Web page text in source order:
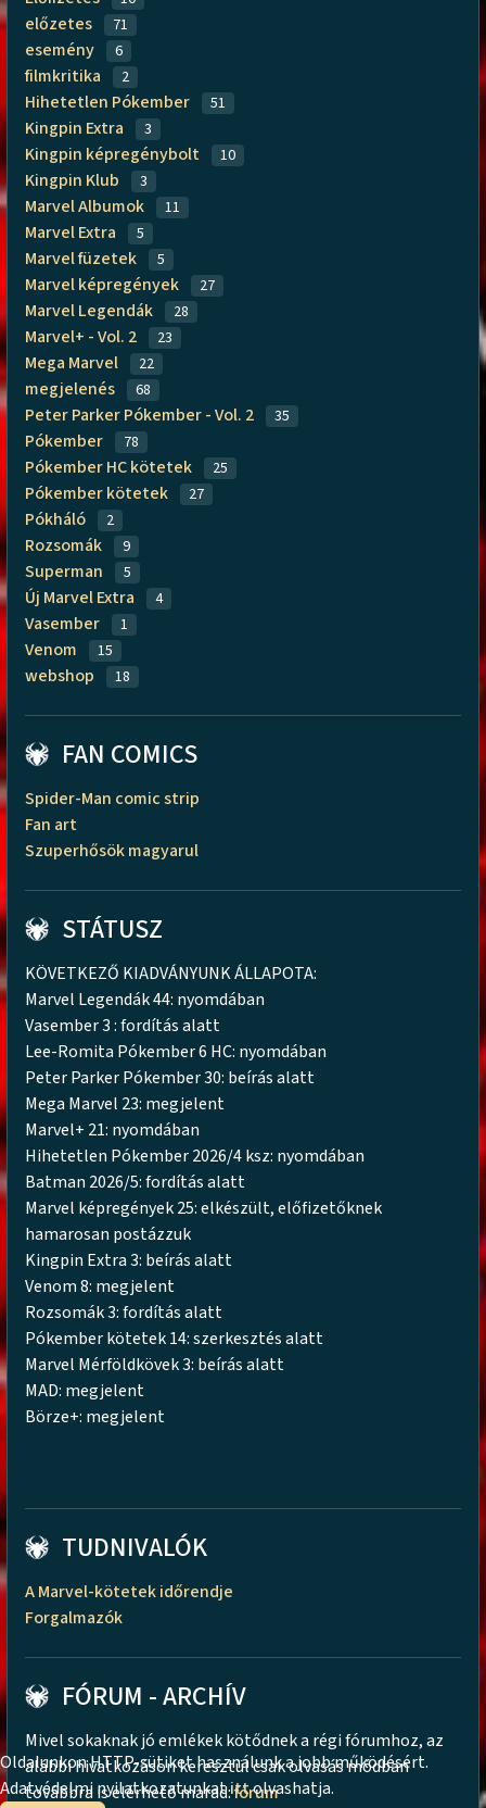
előzetes 71
esemény 6
filmkritika 2
Hihetetlen Pókember 51
Kingpin Extra 3
Kingpin képregénybolt 10
Kingpin Klub 3
Marvel Albumok 11
Marvel Extra 5
Marvel füzetek 5
Marvel képregények 27
Marvel Legendák 28
Marvel+ - Vol. 2 23
Mega Marvel 22
megjelenés 68
Peter Parker Pókember - Vol. 2 35
Pókember 78
Pókember HC kötetek 25
Pókember kötetek 27
Pókháló 2
Rozsomák 9
Superman 5
Új Marvel Extra 4
Vasember 1
Venom 15
webshop 18
FAN COMICS
Spider-Man comic strip
Fan art
Szuperhősök magyarul
STÁTUSZ
KÖVETKEZŐ KIADVÁNYUNK ÁLLAPOTA:
Marvel Legendák 44: nyomdában
Vasember 3 : fordítás alatt
Lee-Romita Pókember 6 HC: nyomdában
Peter Parker Pókember 30: beírás alatt
Mega Marvel 23: megjelent
Marvel+ 21: nyomdában
Hihetetlen Pókember 2026/4 ksz: nyomdában
Batman 2026/5: fordítás alatt
Marvel képregények 25: elkészült, előfizetőknek
hamarosan postázzuk
Kingpin Extra 3: beírás alatt
Venom 8: megjelent
Rozsomák 3: fordítás alatt
Pókember kötetek 14: szerkesztés alatt
Marvel Mérföldkövek 3: beírás alatt
MAD: megjelent
Börze+: megjelent
TUDNIVALÓK
A Marvel-kötetek időrendje
Forgalmazók
FÓRUM - ARCHÍV
Mivel sokaknak jó emlékek kötődnek a régi fórumhoz, az
alábbi hivatkozáson keresztül csak olvasás módban
továbbra is elérhető marad:fórum
Oldalunkon HTTP-sütiket használunk a jobb működésért.
Adatvédelmi nyilatkozatunkatittolvashatja.